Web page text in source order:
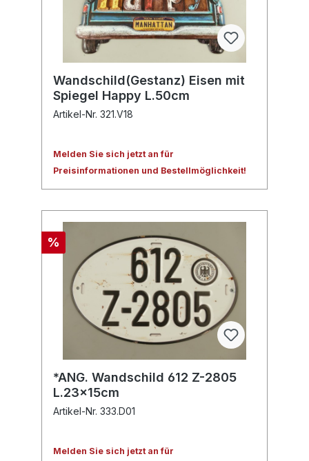
Wandschild(Gestanz) Eisen mit
Spiegel Happy L.50cm
Artikel-Nr. 321.V18
Melden Sie sich jetzt an für
Preisinformationen und Bestellmöglichkeit!
%
*ANG. Wandschild 612 Z-2805
L.23x15cm
Artikel-Nr. 333.D01
Melden Sie sich jetzt an für